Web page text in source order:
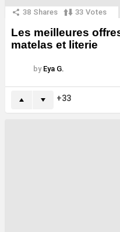
38 Shares 33 Votes
Les meilleures
matelas et literie
by Eya G.
33